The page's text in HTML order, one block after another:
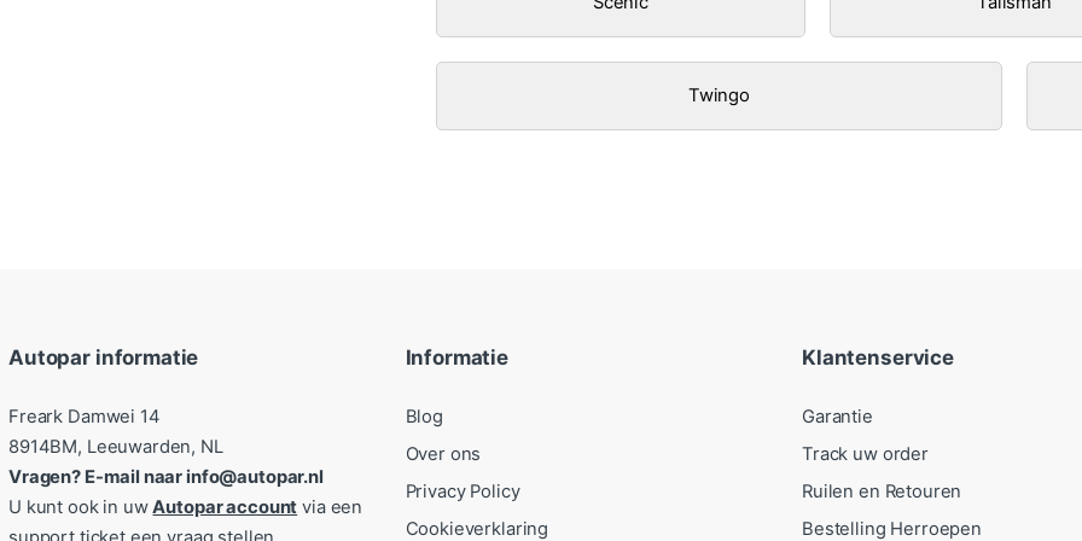
Twingo
Autopar informatie
Freark Damwei 14
8914BM, Leeuwarden, NL
Vragen? E-mail naar info@autopar.nl
U kunt ook in uwAutopar account via een
Informatie
Blog
Over ons
Privacy Policy
Cookieverklaring
Klantenservice
Garantie
Track uw order
Ruilen en Retouren
Bestelling Herroepen